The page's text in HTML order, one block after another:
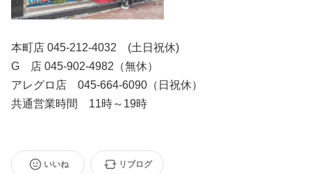
本町店 045-212-4032 (土日祝休)
G 店 045-902-4982（無休）
アレグロ店 045-664-6090（日祝休）
共通営業時間 11時～19時
いいね リブログ